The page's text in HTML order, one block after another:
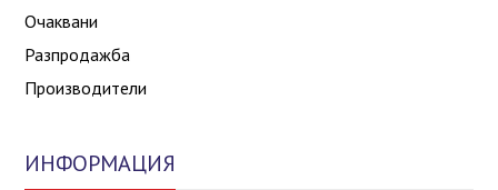
Очаквани
Разпродажба
Производители
ИНФОРМАЦИЯ